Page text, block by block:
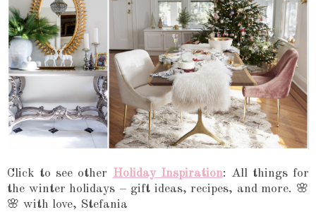
Click to see other Holiday Inspiration: All things for
the winter holidays – gift ideas, recipes, and more. 🌸
🌸 with love, Stefania